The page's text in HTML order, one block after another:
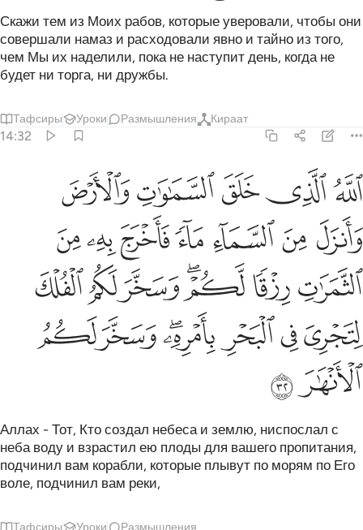
Скажи тем из Моих рабов, которые уверовали, чтобы они
совершали намаз и расходовали явно и тайно из того,
чем Мы их наделили, пока не наступит день, когда не
будет ни торга, ни дружбы.
Тафсиры Уроки Размышления Кираат
14:32
الله الذي خلق السماوات والارض وانزل من السماء ماء فاخرج به من
ٱللَّهُ ٱلَّذِى خَلَقَ ٱلسَّمَـٰوَٰتِ وَٱلْأَرْضَ وَأَنزَلَ مِنَ ٱلسَّمَآءِ مَآءًۭ
ﲪﲫﲬﲭﲮ
ﲯ ﲰﲱ ﲲﲳﲴﲵ
ﲶﲷﲸﲹﲺﲻﲼ
ﲽﲾﲿﳀﳁﳂﳃ
ﳄﳅ
Аллах - Тот, Кто создал небеса и землю, ниспослал с
неба воду и взрастил ею плоды для вашего пропитания,
подчинил вам корабли, которые плывут по морям по Его
воле, подчинил вам реки,
Тафсиры Уроки Размышления